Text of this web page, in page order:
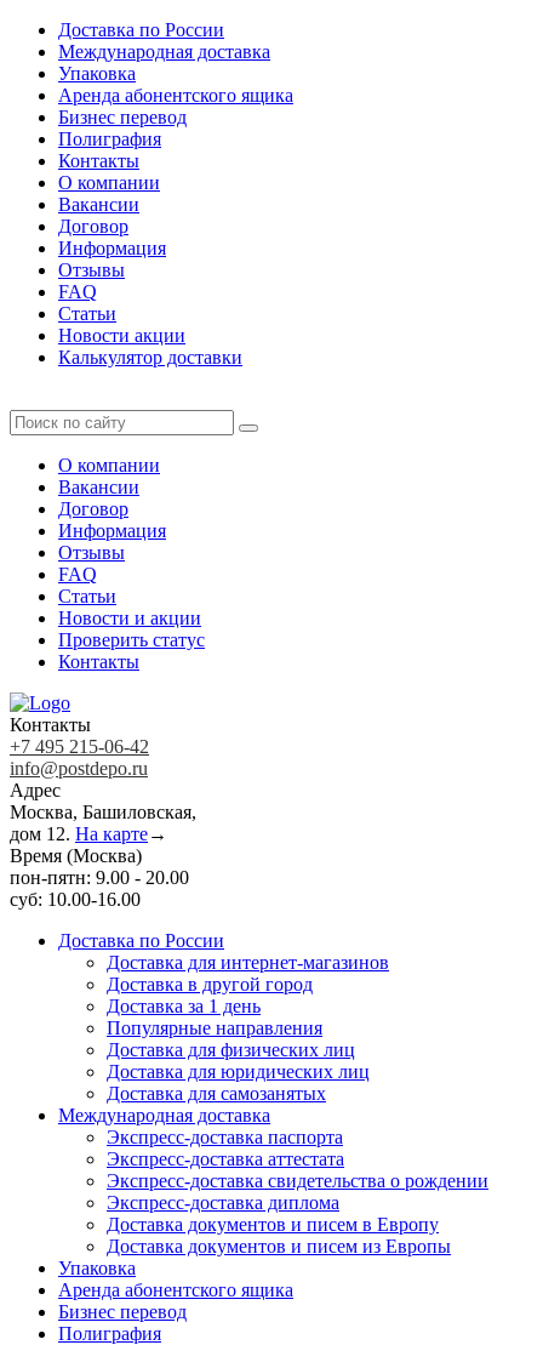
Доставка по России
Международная доставка
Упаковка
Аренда абонентского ящика
Бизнес перевод
Полиграфия
Контакты
О компании
Вакансии
Договор
Информация
Отзывы
FAQ
Статьи
Новости акции
Калькулятор доставки
О компании
Вакансии
Договор
Информация
Отзывы
FAQ
Статьи
Новости и акции
Проверить статус
Контакты
Контакты
+7 495 215-06-42
info@postdepo.ru
Адрес
Москва, Башиловская,
дом 12. На карте→
Время (Москва)
пон-пятн: 9.00 - 20.00
суб: 10.00-16.00
Доставка по России
Доставка для интернет-магазинов
Доставка в другой город
Доставка за 1 день
Популярные направления
Доставка для физических лиц
Доставка для юридических лиц
Доставка для самозанятых
Международная доставка
Экспресс-доставка паспорта
Экспресс-доставка аттестата
Экспресс-доставка свидетельства о рождении
Экспресс-доставка диплома
Доставка документов и писем в Европу
Доставка документов и писем из Европы
Упаковка
Аренда абонентского ящика
Бизнес перевод
Полиграфия